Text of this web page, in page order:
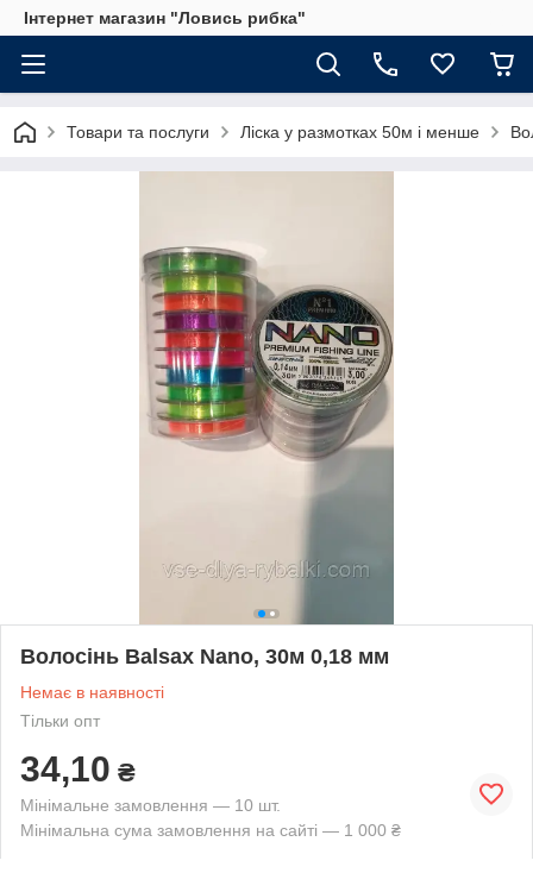
Інтернет магазин "Ловись рибка"
Товари та послуги Ліска у размотках 50м і менше
Волосінь Balsax Nano, 30м 0,18 мм
Немає в наявності
Тільки опт
34,10 ₴
Мінімальне замовлення — 10 шт.
Мінімальна сума замовлення на сайті — 1 000 ₴